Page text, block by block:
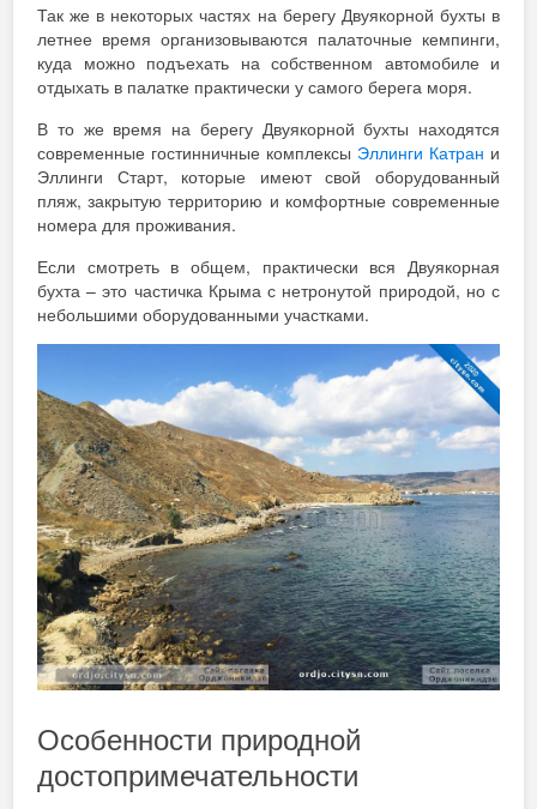
Так же в некоторых частях на берегу Двуякорной бухты в
летнее время организовываются палаточные кемпинги,
куда можно подъехать на собственном автомобиле и
отдыхать в палатке практически у самого берега моря.
В то же время на берегу Двуякорной бухты находятся
современные гостинничные комплексы Эллинги Катран и
Эллинги Старт, которые имеют свой оборудованный
пляж, закрытую территорию и комфортные современные
номера для проживания.
Если смотреть в общем, практически вся Двуякорная
бухта – это частичка Крыма с нетронутой природой, но с
небольшими оборудованными участками.
Особенности природной
достопримечательности